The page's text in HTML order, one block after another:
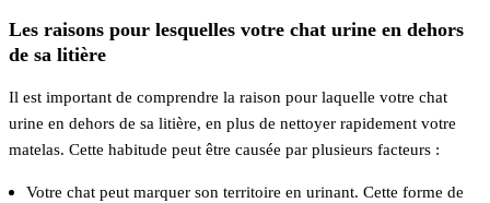
Les raisons pour lesquelles votre chat urine en dehors
de sa litière
Il est important de comprendre la raison pour laquelle votre chat
urine en dehors de sa litière, en plus de nettoyer rapidement votre
matelas. Cette habitude peut être causée par plusieurs facteurs :
Votre chat peut marquer son territoire en urinant. Cette forme de